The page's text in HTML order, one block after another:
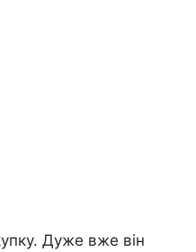
Дуже вже він